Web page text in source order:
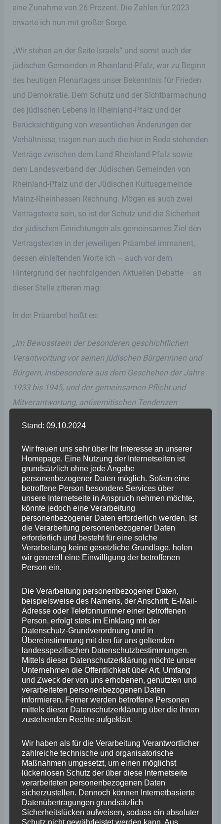
eine Zunahme von 26 Prozent. Die Zahlen für 2023
erwarte ich nun mit großer Sorge.
„Wir stehen an der Seite Israels“ und somit auch der
jüdischen Gemeinden in Rheinland-Pfalz, war zu Beginn
des heutigen Plenartages unser Bekenntnis für Frieden
und Demokratie. Dem Schutz und der Sichtbarmachung
des jüdischen Lebens in Rheinland-Pfalz und der
Berücksichtigung von wesentlichen Änderungen der
Verhältnisse, tragen nun auch die hier in Rede stehenden
Verträge zwischen dem Land Rheinland-Pfalz sowie
dem Landesverband der Jüdischen Gemeinden von
Rheinland-Pfalz und der Jüdischen Kultusgemeinde
Mainz-Rheinhessen Rechnung. Mögen es auch zwei
Vertragstexte sein, so ist der Schutz und die Sicherheit
der jüdischen Einrichtungen als gemeinsames Ziel den
Vertragstexten in der jeweiligen Präambel immanent,
dessen einleitenden Worte ich – auch vor dem
Hintergrund der nachfolgenden Aktuellen Debatte – an
dieser Stelle zitieren mag:
In der Präambel heißt es:
„Im Bewusstsein der besonderen geschichtlichen
Verantwortung vor seinen jüdischen Bürgerinnen und
Bürgern, insbesondere aus dem Geschehen der Jahre
1933 bis 1945, und der gemeinsamen Pflicht und
Mitverantwortung, antisemitischen Tendenzen
Jüdischen Kultusgemeinden in Rheinland-Pfalz bei der
Erfüllung ihrer Aufgaben zu unterstützen, die ihnen
nach der Tradition des Judentums obliegen.“
Das, meine Damen und Herren, ist ein richtiges,
wichtiges und klares Bekenntnis des Landes zur
deutschen Staatsräson in Rheinland-Pfalz!
Und dieser Vertrag, mit dem die jährliche Landesleistung
wesentliche Unterstützung des Landes zur Bekämpfung
des Antisemitismus und zur Stärkung des jüdischen
Lebens hier in Rheinland-Pfalz! Im Namen der FREIE
WÄHLER Fraktion möchte ich mich bei den
Verhandlungsführern der Landesregierung, aber auch
bei dem Vorsitzenden Avadiev und der Vorsitzenden
Kischner bedanken, diese wichtige Übereinkunft
einvernehmlich erzielt zu haben. Die am 14. September
2023 in Mainz unterzeichneten neuen Verträge finden
die Zustimmung der FREIEN WÄHLER.
Doch muss es unser Bestreben in Rheinland-Pfalz sein,
jegliche Formen von Rassismus und Stigmatisierung zu
bekämpfen. Sei es Antisemitismus oder Antiziganismus.
Erst heute berichtete die Allgemeine Zeitung über
Stand: 09.10.2024
Wir freuen uns sehr über Ihr Interesse an unserer
Homepage. Eine Nutzung der Internetseiten ist
grundsätzlich ohne jede Angabe
personenbezogener Daten möglich. Sofern eine
betroffene Person besondere Services über
unsere Internetseite in Anspruch nehmen möchte,
könnte jedoch eine Verarbeitung
personenbezogener Daten erforderlich werden. Ist
die Verarbeitung personenbezogener Daten
erforderlich und besteht für eine solche
Verarbeitung keine gesetzliche Grundlage, holen
wir generell eine Einwilligung der betroffenen
Person ein.
Die Verarbeitung personenbezogener Daten,
beispielsweise des Namens, der Anschrift, E-Mail-
Adresse oder Telefonnummer einer betroffenen
Person, erfolgt stets im Einklang mit der
Datenschutz-Grundverordnung und in
Übereinstimmung mit den für uns geltenden
landesspezifischen Datenschutzbestimmungen.
Mittels dieser Datenschutzerklärung möchte unser
Unternehmen die Öffentlichkeit über Art, Umfang
und Zweck der von uns erhobenen, genutzten und
verarbeiteten personenbezogenen Daten
informieren. Ferner werden betroffene Personen
mittels dieser Datenschutzerklärung über die ihnen
zustehenden Rechte aufgeklärt.
Wir haben als für die Verarbeitung Verantwortlicher
zahlreiche technische und organisatorische
Maßnahmen umgesetzt, um einen möglichst
lückenlosen Schutz der über diese Internetseite
verarbeiteten personenbezogenen Daten
sicherzustellen. Dennoch können Internetbasierte
Datenübertragungen grundsätzlich
Sicherheitslücken aufweisen, sodass ein absoluter
Schutz nicht gewährleistet werden kann. Aus